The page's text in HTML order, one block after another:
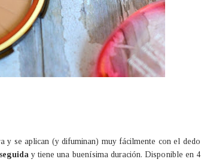
y se aplican (y difuminan) muy fácilmente con el dedo
y tiene una buenísima duración. Disponible en 4